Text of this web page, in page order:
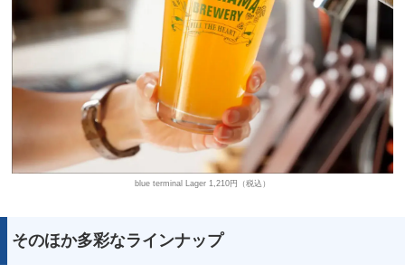
blue terminal Lager 1,210円（税込）
そのほか多彩なラインナップ